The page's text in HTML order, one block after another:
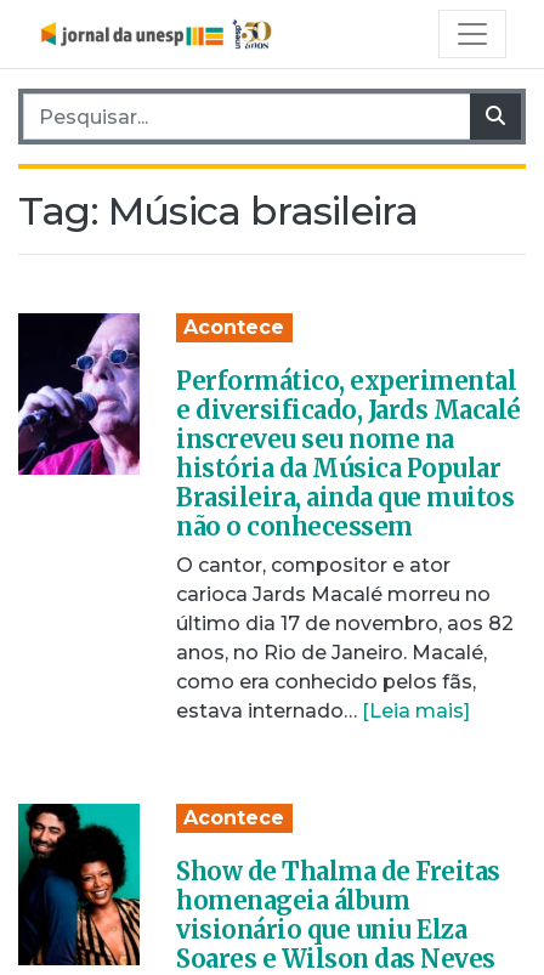
Pesquisar por:
Tag: Música brasileira
Acontece
Performático, experimental
e diversificado, Jards Macalé
inscreveu seu nome na
história da Música Popular
Brasileira, ainda que muitos
não o conhecessem
O cantor, compositor e ator
carioca Jards Macalé morreu no
último dia 17 de novembro, aos 82
anos, no Rio de Janeiro. Macalé,
como era conhecido pelos fãs,
estava internado… [Leia mais]
Acontece
Show de Thalma de Freitas
homenageia álbum
visionário que uniu Elza
Soares e Wilson das Neves